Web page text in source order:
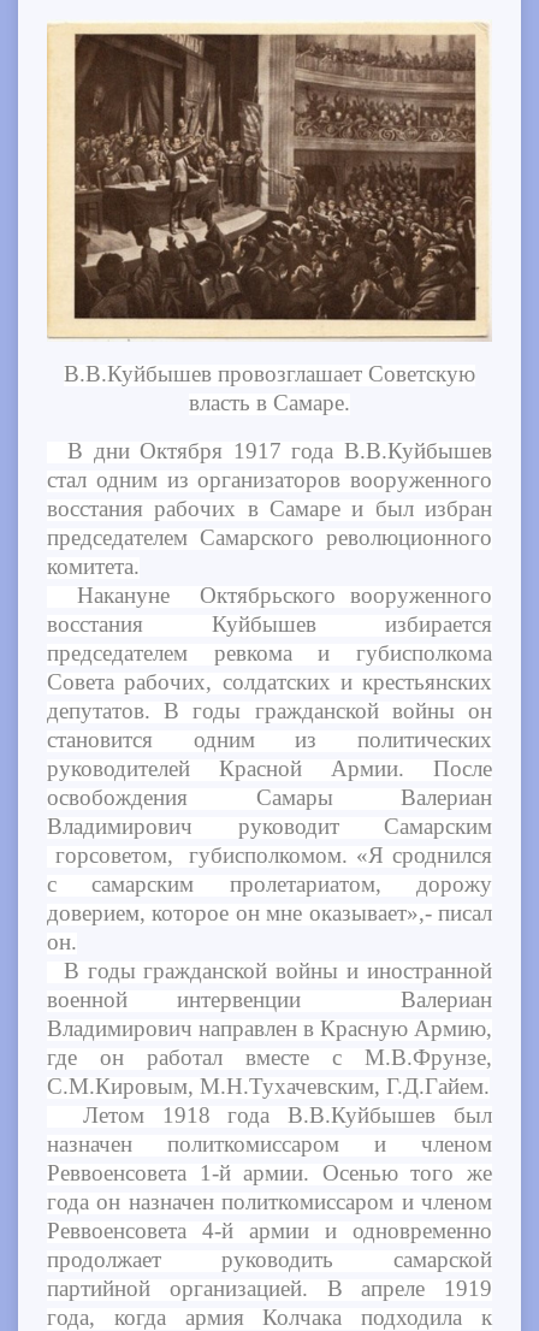
В.В.Куйбышев провозглашает Советскую
власть в Самаре.
В дни Октября 1917 года В.В.Куйбышев
стал одним из организаторов вооруженного
восстания рабочих в Самаре и был избран
председателем Самарского революционного
комитета.
Накануне Октябрьского вооруженного
восстания Куйбышев избирается
председателем ревкома и губисполкома
Совета рабочих, солдатских и крестьянских
депутатов. В годы гражданской войны он
становится одним из политических
руководителей Красной Армии. После
освобождения Самары Валериан
Владимирович руководит Самарским
горсоветом, губисполкомом. «Я сроднился
с самарским пролетариатом, дорожу
доверием, которое он мне оказывает»,- писал
он.
В годы гражданской войны и иностранной
военной интервенции Валериан
Владимирович направлен в Красную Армию,
где он работал вместе с М.В.Фрунзе,
С.М.Кировым, М.Н.Тухачевским, Г.Д.Гайем.
Летом 1918 года В.В.Куйбышев был
назначен политкомиссаром и членом
Реввоенсовета 1-й армии. Осенью того же
года он назначен политкомиссаром и членом
Реввоенсовета 4-й армии и одновременно
продолжает руководить самарской
партийной организацией. В апреле 1919
года, когда армия Колчака подходила к